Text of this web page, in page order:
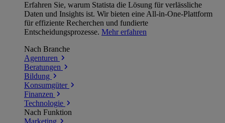
Erfahren Sie, warum Statista die Lösung für verlässliche
Daten und Insights ist. Wir bieten eine All-in-One-Plattform
für effiziente Recherchen und fundierte
Entscheidungsprozesse. Mehr erfahren
Nach Branche
Agenturen
Beratungen
Bildung
Konsumgüter
Finanzen
Technologie
Nach Funktion
Marketing